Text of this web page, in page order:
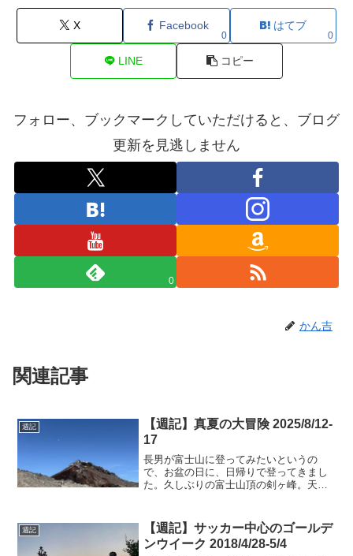
X Facebook
0
はてブ
0
LINE コピー
フォロー、ブックマークしていただけると、ブログ
更新を見逃しません
0
かん吉
関連記事
週記
【週記】真夏の大冒険 2025/8/12-
17
長男が富士山に登ってみたいというの
で、お盆の日に、日帰りで登ってきまし
た。久しぶりの富士山頂の剣ヶ峰。天気
です。
週記
【週記】サッカー中心のゴールデ
ンウイーク 2018/4/28-5/4